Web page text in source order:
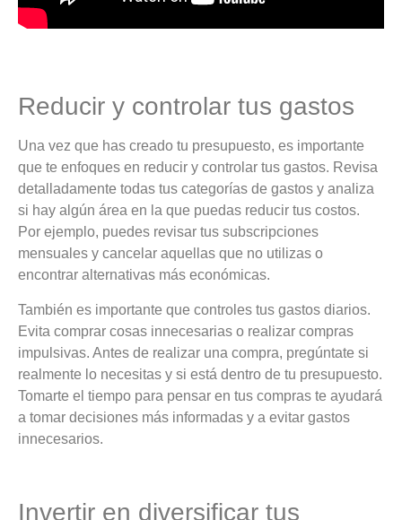
Reducir y controlar tus gastos
Una vez que has creado tu presupuesto, es importante
que te enfoques en reducir y controlar tus gastos. Revisa
detalladamente todas tus categorías de gastos y analiza
si hay algún área en la que puedas reducir tus costos.
Por ejemplo, puedes revisar tus subscripciones
mensuales y cancelar aquellas que no utilizas o
encontrar alternativas más económicas.
También es importante que controles tus gastos diarios.
Evita comprar cosas innecesarias o realizar compras
impulsivas. Antes de realizar una compra, pregúntate si
realmente lo necesitas y si está dentro de tu presupuesto.
Tomarte el tiempo para pensar en tus compras te ayudará
a tomar decisiones más informadas y a evitar gastos
innecesarios.
Invertir en diversificar tus